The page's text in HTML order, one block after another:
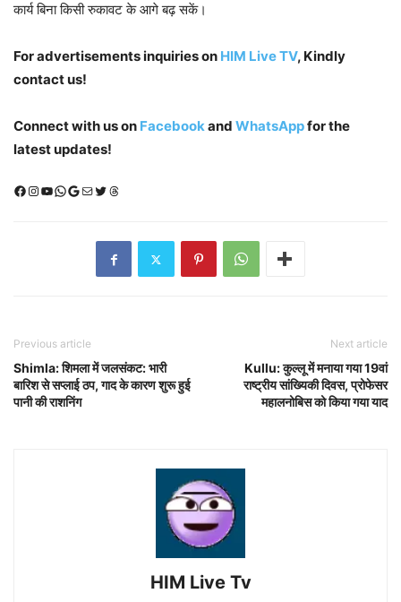
कार्य बिना किसी रुकावट के आगे बढ़ सकें।
For advertisements inquiries on HIM Live TV, Kindly
contact us!
Connect with us on Facebookand WhatsAppfor the
latest updates!
Facebook
Instagram
YouTube
WhatsApp
Google
MailX (Twitter)
Threads
Previous article
Shimla: शिमला में जलसंकट: भारी
बारिश से सप्लाई ठप, गाद के कारण शुरू हुई
पानी की राशनिंग
Next article
Kullu: कुल्लू में मनाया गया 19वां
राष्ट्रीय सांख्यिकी दिवस, प्रोफेसर
महालनोबिस को किया गया याद
HIM Live Tv